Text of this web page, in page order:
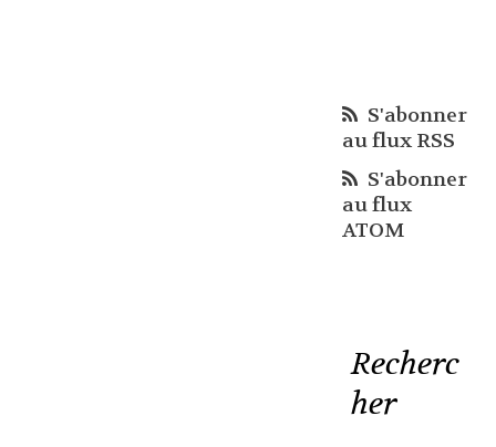
S'abonner
au flux RSS
S'abonner
au flux
ATOM
Recherc
her